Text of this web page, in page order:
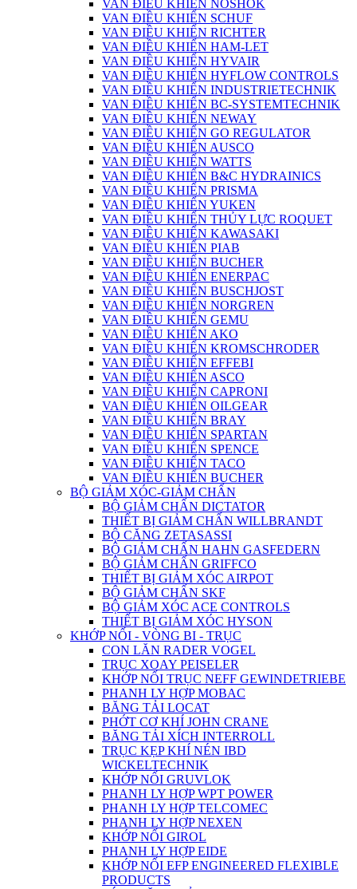
VAN ĐIỀU KHIỂN NOSHOK
VAN ĐIỀU KHIỂN SCHUF
VAN ĐIỀU KHIỂN RICHTER
VAN ĐIỀU KHIỂN HAM-LET
VAN ĐIỀU KHIỂN HYVAIR
VAN ĐIỀU KHIỂN HYFLOW CONTROLS
VAN ĐIỀU KHIỂN INDUSTRIETECHNIK
VAN ĐIỀU KHIỂN BC-SYSTEMTECHNIK
VAN ĐIỀU KHIỂN NEWAY
VAN ĐIỀU KHIỂN GO REGULATOR
VAN ĐIỀU KHIỂN AUSCO
VAN ĐIỀU KHIỂN WATTS
VAN ĐIỀU KHIỂN B&C HYDRAINICS
VAN ĐIỀU KHIỂN PRISMA
VAN ĐIỀU KHIỂN YUKEN
VAN ĐIỀU KHIỂN THỦY LỰC ROQUET
VAN ĐIỀU KHIỂN KAWASAKI
VAN ĐIỀU KHIỂN PIAB
VAN ĐIỀU KHIỂN BUCHER
VAN ĐIỀU KHIỂN ENERPAC
VAN ĐIỀU KHIỂN BUSCHJOST
VAN ĐIỀU KHIỂN NORGREN
VAN ĐIỀU KHIỂN GEMU
VAN ĐIỀU KHIỂN AKO
VAN ĐIỀU KHIỂN KROMSCHRODER
VAN ĐIỀU KHIỂN EFFEBI
VAN ĐIỀU KHIỂN ASCO
VAN ĐIỀU KHIỂN CAPRONI
VAN ĐIỀU KHIỂN OILGEAR
VAN ĐIỀU KHIỂN BRAY
VAN ĐIỀU KHIỂN SPARTAN
VAN ĐIỀU KHIỂN SPENCE
VAN ĐIỀU KHIỂN TACO
VAN ĐIỀU KHIỂN BUCHER
BỘ GIẢM XÓC-GIẢM CHẤN
BỘ GIẢM CHẤN DICTATOR
THIẾT BỊ GIẢM CHẤN WILLBRANDT
BỘ CĂNG ZETASASSI
BỘ GIẢM CHẤN HAHN GASFEDERN
BỘ GIẢM CHẤN GRIFFCO
THIẾT BỊ GIẢM XÓC AIRPOT
BỘ GIẢM CHẤN SKF
BỘ GIẢM XÓC ACE CONTROLS
THIẾT BỊ GIẢM XÓC HYSON
KHỚP NỐI - VÒNG BI - TRỤC
CON LĂN RADER VOGEL
TRỤC XOAY PEISELER
KHỚP NỐI TRỤC NEFF GEWINDETRIEBE
PHANH LY HỢP MOBAC
BĂNG TẢI LOCAT
PHỚT CƠ KHÍ JOHN CRANE
BĂNG TẢI XÍCH INTERROLL
TRỤC KẸP KHÍ NÉN IBD
WICKELTECHNIK
KHỚP NỐI GRUVLOK
PHANH LY HỢP WPT POWER
PHANH LY HỢP TELCOMEC
PHANH LY HỢP NEXEN
KHỚP NỐI GIROL
PHANH LY HỢP EIDE
KHỚP NỐI EFP ENGINEERED FLEXIBLE
PRODUCTS